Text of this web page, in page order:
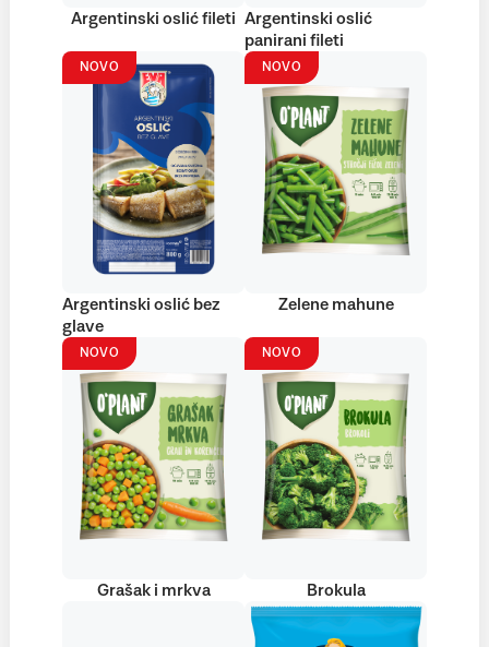
Argentinski oslić fileti Argentinski oslić
panirani fileti
NOVO
Argentinski oslić bez
glave
NOVO
Zelene mahune
NOVO
Grašak i mrkva
NOVO
Brokula